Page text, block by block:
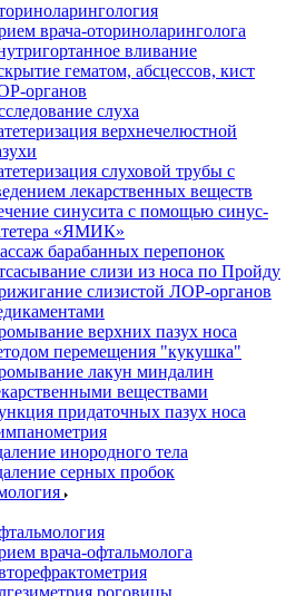
врача-оториноларинголога
вливание
гематом, абсцессов, кист
органов
слуха
верхнечелюстной
слуховой трубы с
лекарственных веществ
синусита с помощью синус-
«ЯМИК»
барабанных перепонок
слизи из носа по Пройду
слизистой ЛОР-органов
верхних пазух носа
перемещения "кукушка"
лакун миндалин
веществами
придаточных пазух носа
инородного тела
серных пробок
врача-офтальмолога
роговицы